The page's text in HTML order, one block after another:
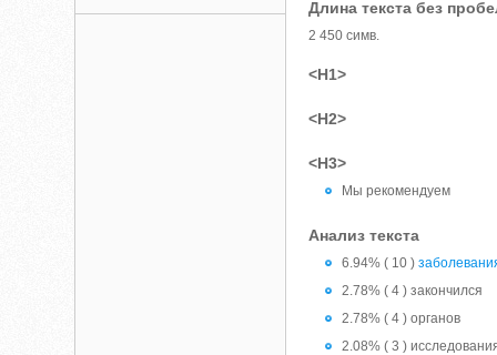
Длина текста без
2 450 симв.
<H1>
<H2>
<H3>
Мы рекомендуем
Анализ текста
6.94% ( 10 )
2.78% ( 4 ) закончился
2.78% ( 4 ) органов
2.08% ( 3 )